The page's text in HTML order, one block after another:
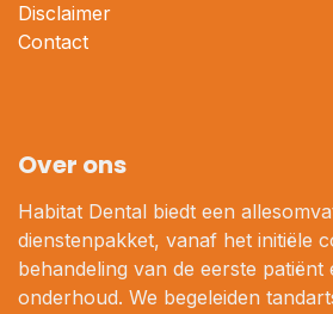
Disclaimer
Contact
Over ons
Habitat Dental biedt een
dienstenpakket, vanaf het initiële
behandeling van de eerste patiënt
onderhoud. We begeleiden